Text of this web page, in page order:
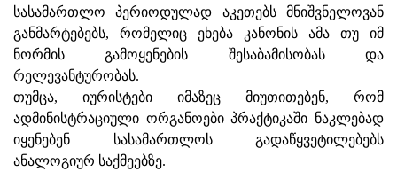
სასამართლო პერიოდულად აკეთებს მნიშვნელოვან
განმარტებებს, რომელიც ეხება კანონის ამა თუ იმ
ნორმის გამოყენების შესაბამისობას და
რელევანტურობას.
თუმცა, იურისტები იმაზეც მიუთითებენ, რომ
ადმინისტრაციული ორგანოები პრაქტიკაში ნაკლებად
იყენებენ სასამართლოს გადაწყვეტილებებს
ანალოგიურ საქმეებზე.